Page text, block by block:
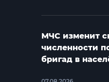
МЧС изменит
численности
бригад в